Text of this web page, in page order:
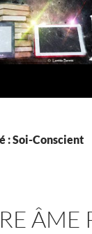
: Soi-Conscient
ÂME